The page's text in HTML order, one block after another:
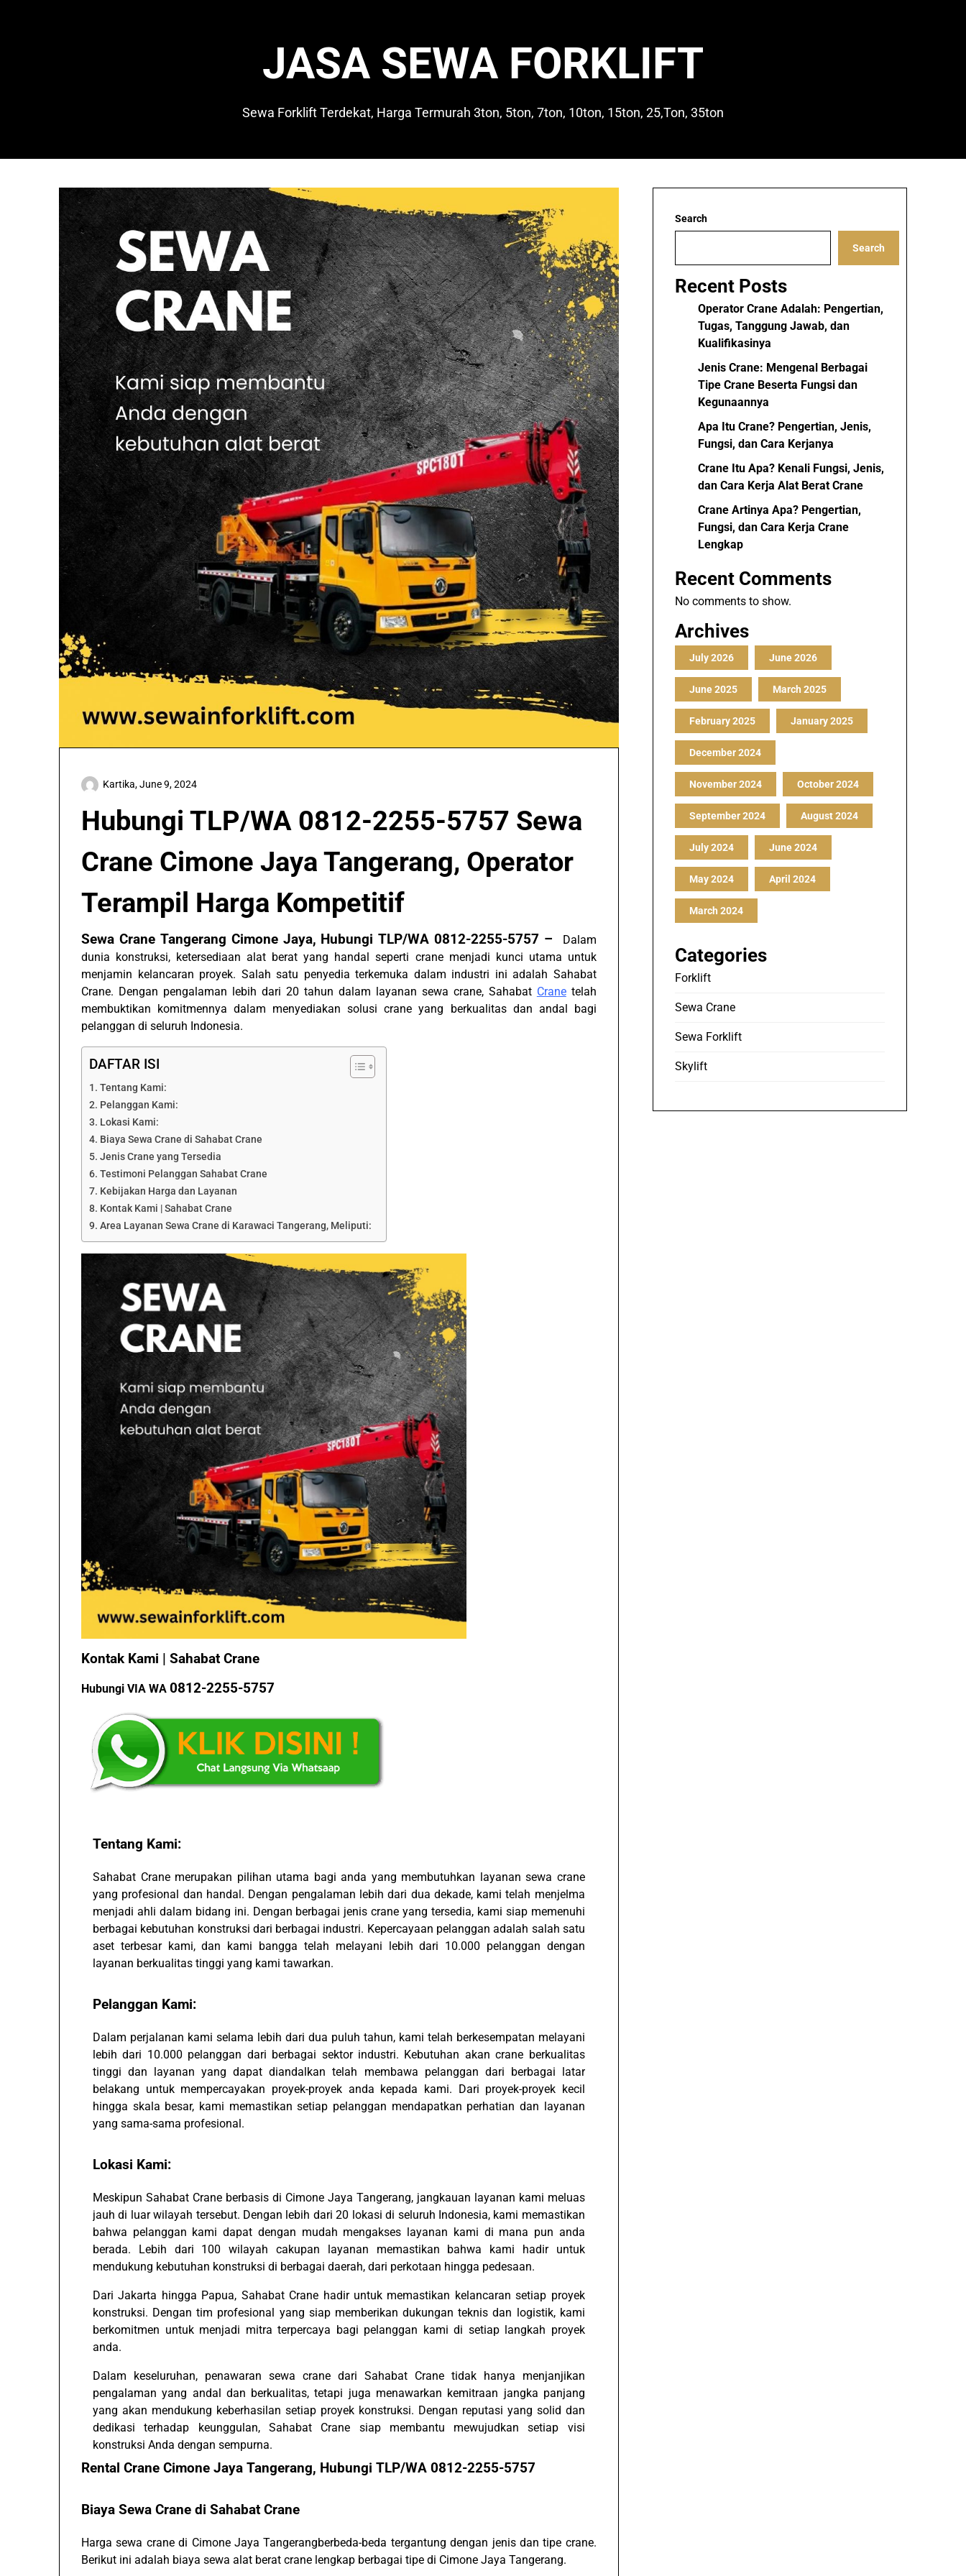
JASA SEWA FORKLIFT
Sewa Forklift Terdekat, Harga Termurah 3ton, 5ton, 7ton, 10ton, 15ton, 25,Ton, 35ton
Hubungi TLP/WA 0812-2255-5757 Sewa
Crane Cimone Jaya Tangerang, Operator
Terampil Harga Kompetitif
Kartika,June 9, 2024
Sewa Crane Tangerang Cimone Jaya, Hubungi TLP/WA 0812-2255-5757 –
Dalam
dunia konstruksi, ketersediaan alat berat yang handal seperti crane menjadi kunci utama untuk
menjamin kelancaran proyek. Salah satu penyedia terkemuka dalam industri ini adalah Sahabat
Crane. Dengan pengalaman lebih dari 20 tahun dalam layanan sewa crane, Sahabat Crane telah
membuktikan komitmennya dalam menyediakan solusi crane yang berkualitas dan andal bagi
pelanggan di seluruh Indonesia.
DAFTAR ISI
Tentang Kami:
Pelanggan Kami:
Lokasi Kami:
Biaya Sewa Crane di Sahabat Crane
Jenis Crane yang Tersedia
Testimoni Pelanggan Sahabat Crane
Kebijakan Harga dan Layanan
Kontak Kami | Sahabat Crane
Area Layanan Sewa Crane di Karawaci Tangerang, Meliputi:
Kontak Kami | Sahabat Crane
Hubungi VIA WA 0812-2255-5757
Tentang Kami:
Sahabat Crane merupakan pilihan utama bagi anda yang membutuhkan layanan sewa crane
yang profesional dan handal. Dengan pengalaman lebih dari dua dekade, kami telah menjelma
menjadi ahli dalam bidang ini. Dengan berbagai jenis crane yang tersedia, kami siap memenuhi
berbagai kebutuhan konstruksi dari berbagai industri. Kepercayaan pelanggan adalah salah satu
aset terbesar kami, dan kami bangga telah melayani lebih dari 10.000 pelanggan dengan
layanan berkualitas tinggi yang kami tawarkan.
Pelanggan Kami:
Dalam perjalanan kami selama lebih dari dua puluh tahun, kami telah berkesempatan melayani
lebih dari 10.000 pelanggan dari berbagai sektor industri. Kebutuhan akan crane berkualitas
tinggi dan layanan yang dapat diandalkan telah membawa pelanggan dari berbagai latar
belakang untuk mempercayakan proyek-proyek anda kepada kami. Dari proyek-proyek kecil
hingga skala besar, kami memastikan setiap pelanggan mendapatkan perhatian dan layanan
yang sama-sama profesional.
Lokasi Kami:
Meskipun Sahabat Crane berbasis di Cimone Jaya Tangerang, jangkauan layanan kami meluas
jauh di luar wilayah tersebut. Dengan lebih dari 20 lokasi di seluruh Indonesia, kami memastikan
bahwa pelanggan kami dapat dengan mudah mengakses layanan kami di mana pun anda
berada. Lebih dari 100 wilayah cakupan layanan memastikan bahwa kami hadir untuk
mendukung kebutuhan konstruksi di berbagai daerah, dari perkotaan hingga pedesaan.
Dari Jakarta hingga Papua, Sahabat Crane hadir untuk memastikan kelancaran setiap proyek
konstruksi. Dengan tim profesional yang siap memberikan dukungan teknis dan logistik, kami
berkomitmen untuk menjadi mitra terpercaya bagi pelanggan kami di setiap langkah proyek
anda.
Dalam keseluruhan, penawaran sewa crane dari Sahabat Crane tidak hanya menjanjikan
pengalaman yang andal dan berkualitas, tetapi juga menawarkan kemitraan jangka panjang
yang akan mendukung keberhasilan setiap proyek konstruksi. Dengan reputasi yang solid dan
dedikasi terhadap keunggulan, Sahabat Crane siap membantu mewujudkan setiap visi
konstruksi Anda dengan sempurna.
Rental Crane Cimone Jaya Tangerang, Hubungi TLP/WA 0812-2255-5757
Biaya Sewa Crane di Sahabat Crane
Harga sewa crane di Cimone Jaya Tangerangberbeda-beda tergantung dengan jenis dan tipe crane.
Berikut ini adalah biaya sewa alat berat crane lengkap berbagai tipe di Cimone Jaya Tangerang.
Search
Search
Recent Posts
Operator Crane Adalah: Pengertian,
Tugas, Tanggung Jawab, dan
Kualifikasinya
Jenis Crane: Mengenal Berbagai
Tipe Crane Beserta Fungsi dan
Kegunaannya
Apa Itu Crane? Pengertian, Jenis,
Fungsi, dan Cara Kerjanya
Crane Itu Apa? Kenali Fungsi, Jenis,
dan Cara Kerja Alat Berat Crane
Crane Artinya Apa? Pengertian,
Fungsi, dan Cara Kerja Crane
Lengkap
Recent Comments
No comments to show.
Archives
July 2026 June 2026
June 2025 March 2025
February 2025 January 2025
December 2024
November 2024 October 2024
September 2024 August 2024
July 2024 June 2024
May 2024 April 2024
March 2024
Categories
Forklift
Sewa Crane
Sewa Forklift
Skylift